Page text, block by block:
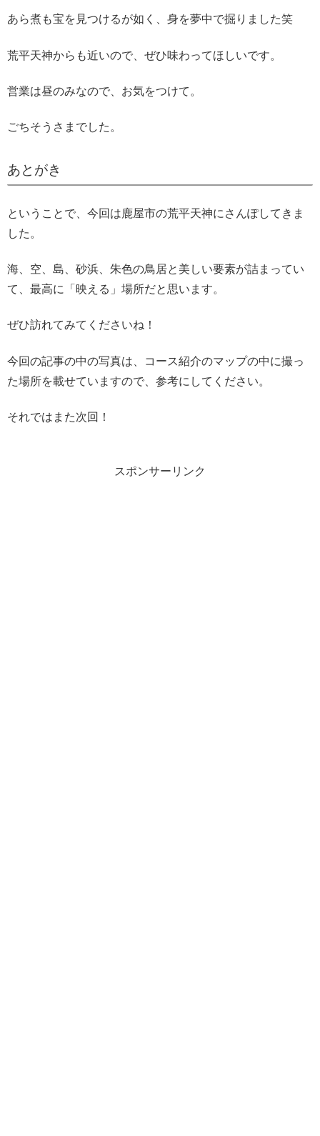
あら煮も宝を見つけるが如く、身を夢中で掘りました笑
荒平天神からも近いので、ぜひ味わってほしいです。
営業は昼のみなので、お気をつけて。
ごちそうさまでした。
あとがき
ということで、今回は鹿屋市の荒平天神にさんぽしてきま
した。
海、空、島、砂浜、朱色の鳥居と美しい要素が詰まってい
て、最高に「映える」場所だと思います。
ぜひ訪れてみてくださいね！
今回の記事の中の写真は、コース紹介のマップの中に撮っ
た場所を載せていますので、参考にしてください。
それではまた次回！
スポンサーリンク